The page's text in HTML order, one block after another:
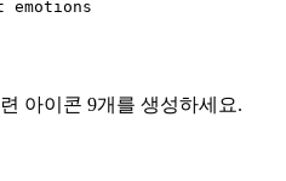
아이콘 9개를 생성하세요.